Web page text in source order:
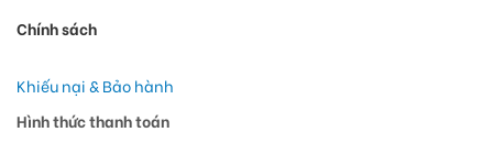
Chính sách
Khiếu nại & Bảo hành
Hình thức thanh toán